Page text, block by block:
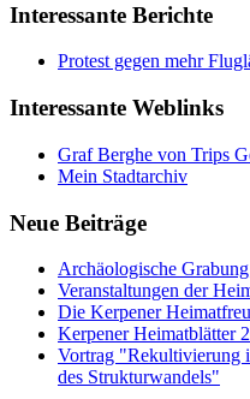
Interessante Berichte
Protest gegen mehr
Interessante Weblinks
Graf Berghe von Trips
Mein Stadtarchiv
Neue Beiträge
Archäologische
Veranstaltungen der
Die Kerpener
Kerpener Heimatblätter
Vortrag "Rekultivierung
des Strukturwandels"